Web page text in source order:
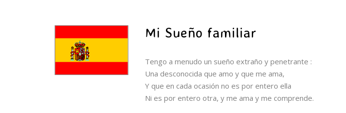
Mi Sueño familiar
Tengo a menudo un sueño extraño y penetrante :
Una desconocida que amo y que me ama,
Y que en cada ocasión no es por entero ella
Ni es por entero otra, y me ama y me comprende.